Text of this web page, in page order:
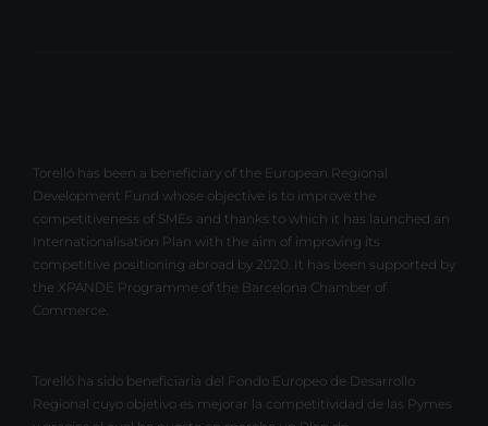
Torelló has been a beneficiary of the European Regional
Development Fund whose objective is to improve the
competitiveness of SMEs and thanks to which it has launched an
Internationalisation Plan with the aim of improving its
competitive positioning abroad by 2020. It has been supported by
the XPANDE Programme of the Barcelona Chamber of
Commerce.
Torelló ha sido beneficiaria del Fondo Europeo de Desarrollo
Regional cuyo objetivo es mejorar la competitividad de las Pymes